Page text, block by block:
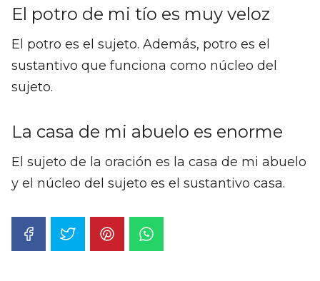
El potro de mi tío es muy veloz
El potro es el sujeto. Además, potro es el
sustantivo que funciona como núcleo del
sujeto.
La casa de mi abuelo es enorme
El sujeto de la oración es la casa de mi abuelo
y el núcleo del sujeto es el sustantivo casa.